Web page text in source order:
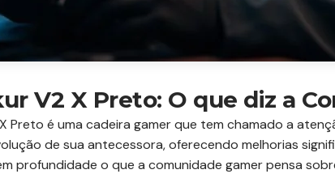
V2 X Preto: O que diz a
Preto é uma cadeira gamer que tem chamado a
de sua antecessora, oferecendo melhorias
profundidade o que a comunidade gamer pensa